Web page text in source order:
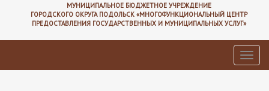
МУНИЦИПАЛЬНОЕ БЮДЖЕТНОЕ УЧРЕЖДЕНИЕ
ГОРОДСКОГО ОКРУГА ПОДОЛЬСК «МНОГОФУНКЦИОНАЛЬНЫЙ ЦЕНТР
ПРЕДОСТАВЛЕНИЯ ГОСУДАРСТВЕННЫХ И МУНИЦИПАЛЬНЫХ УСЛУГ»